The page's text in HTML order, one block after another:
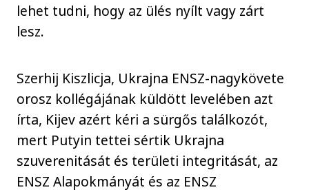
lehet tudni, hogy az ülés nyílt vagy zárt
lesz.
Szerhij Kiszlicja, Ukrajna ENSZ-nagykövete
orosz kollégájának küldött levelében azt
írta, Kijev azért kéri a sürgős találkozót,
mert Putyin tettei sértik Ukrajna
szuverenitását és területi integritását, az
ENSZ Alapokmányát és az ENSZ